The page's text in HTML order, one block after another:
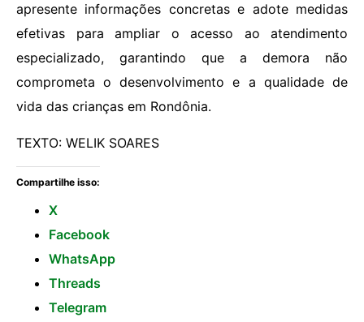
apresente informações concretas e adote medidas
efetivas para ampliar o acesso ao atendimento
especializado, garantindo que a demora não
comprometa o desenvolvimento e a qualidade de
vida das crianças em Rondônia.
TEXTO: WELIK SOARES
Compartilhe isso:
X
Facebook
WhatsApp
Threads
Telegram